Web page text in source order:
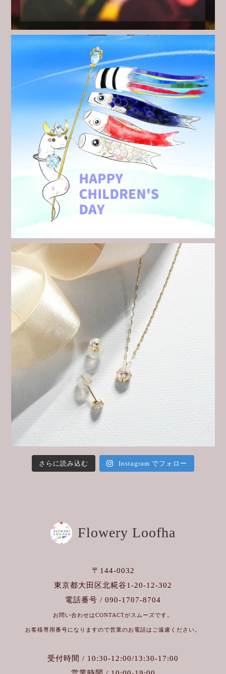
Flowery Loofha
〒144-0032
東京都大田区北糀谷1-20-12-302
電話番号 / 090-1707-8704
お問い合わせはCONTACTがスムーズです。
お客様専用番号になりますので営業のお電話はご遠慮ください。
受付時間 / 10:30-12:00/13:30-17:00
さらに読み込む Instagram でフォロー